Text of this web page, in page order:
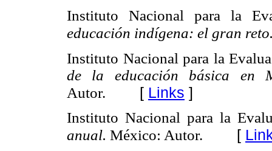
Instituto Nacional para la
educación indígena: el gran
Instituto Nacional para la
de la educación básica en
Autor. [ Links ]
Instituto Nacional para la
anual. México: Autor. [